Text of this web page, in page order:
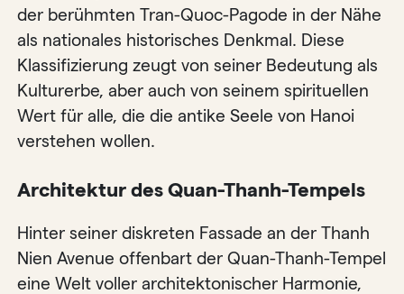
der berühmten Tran-Quoc-Pagode in der Nähe
als nationales historisches Denkmal. Diese
Klassifizierung zeugt von seiner Bedeutung als
Kulturerbe, aber auch von seinem spirituellen
Wert für alle, die die antike Seele von Hanoi
verstehen wollen.
Architektur des Quan-Thanh-Tempels
Hinter seiner diskreten Fassade an der Thanh
Nien Avenue offenbart der Quan-Thanh-Tempel
eine Welt voller architektonischer Harmonie,